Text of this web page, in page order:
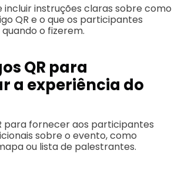
incluir instruções claras sobre como
QR e o que os participantes
o fizerem.
QR para
a experiência do
para fornecer aos participantes
sobre o evento, como
ou lista de palestrantes.